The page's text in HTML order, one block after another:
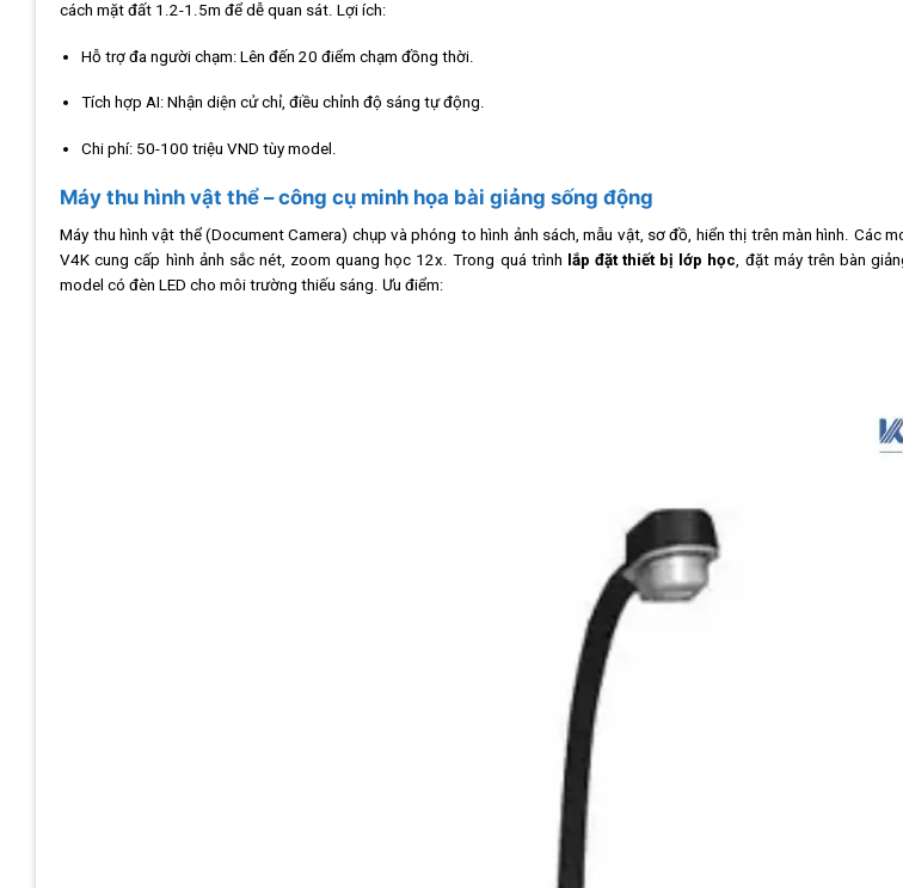
cách mặt đất 1.2-1.5m để dễ quan sát. Lợi ích:
Hỗ trợ đa người chạm: Lên đến 20 điểm chạm đồng thời.
Tích hợp AI: Nhận diện cử chỉ, điều chỉnh độ sáng tự động.
Chi phí: 50-100 triệu VND tùy model.
Máy thu hình vật thể – công cụ minh họa bài giảng sống động
Máy thu hình vật thể (Document Camera) chụp và phóng to hình ảnh sách, mẫu vật, sơ đồ, hiển thị trên màn hình. Các
V4K cung cấp hình ảnh sắc nét, zoom quang học 12x. Trong quá trình lắp đặt thiết bị lớp học, đặt máy trên bàn
model có đèn LED cho môi trường thiếu sáng. Ưu điểm: